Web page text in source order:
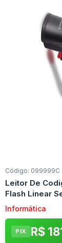
Código: 099999C
Leitor De
Flash Linear
(Unidade)
Informática
PIX R$